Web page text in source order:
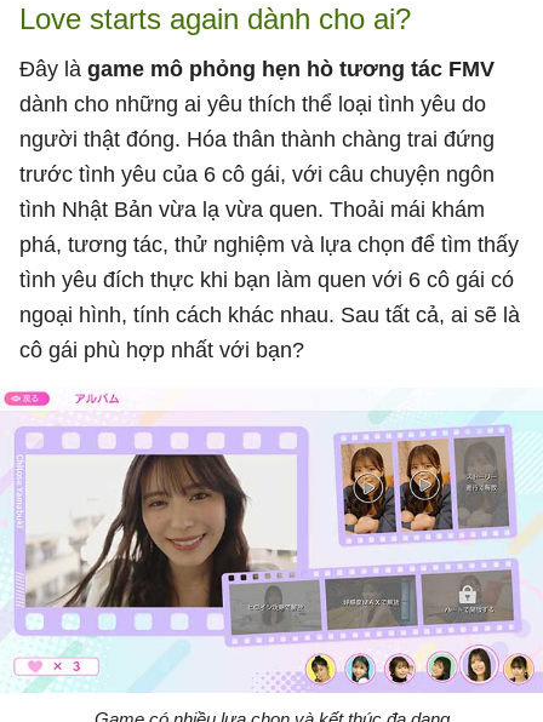
Love starts again dành cho ai?
Đây là game mô phỏng hẹn hò tương tác FMV
dành cho những ai yêu thích thể loại tình yêu do
người thật đóng. Hóa thân thành chàng trai đứng
trước tình yêu của 6 cô gái, với câu chuyện ngôn
tình Nhật Bản vừa lạ vừa quen. Thoải mái khám
phá, tương tác, thử nghiệm và lựa chọn để tìm thấy
tình yêu đích thực khi bạn làm quen với 6 cô gái có
ngoại hình, tính cách khác nhau. Sau tất cả, ai sẽ là
cô gái phù hợp nhất với bạn?